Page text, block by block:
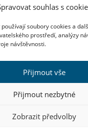
souhlas s
soubory cookies a
prostředí, analýzy
návštěvnosti.
Přijmout vše
Přijmout nezbytné
Zobrazit předvolby
Filozofická fakulta
nám. Jana Palacha 1/2
116 38 Praha 1
DIČ: CZ00216208
Další kontakty